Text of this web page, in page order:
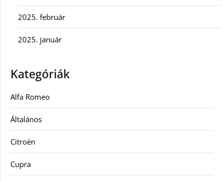
2025. február
2025. január
Kategóriák
Alfa Romeo
Általános
Citroën
Cupra